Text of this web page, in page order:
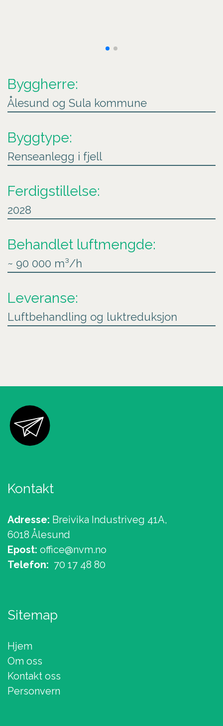
Byggherre:
Ålesund og Sula kommune
Byggtype:
Renseanlegg i fjell
Ferdigstillelse:
2028
Behandlet luftmengde:
~ 90 000 m³/h
Leveranse:
Luftbehandling og luktreduksjon
Kontakt
Adresse: Breivika Industriveg 41A,
6018 Ålesund
Epost: office@nvm.no
Telefon: 70 17 48 80
Sitemap
Hjem
Om oss
Kontakt oss
Personvern